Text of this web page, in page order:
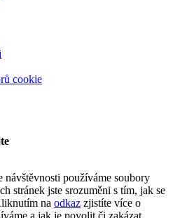
cookie
používáme soubory
stránek jste srozuměni s tím, jak se
na odkaz zjistíte více o